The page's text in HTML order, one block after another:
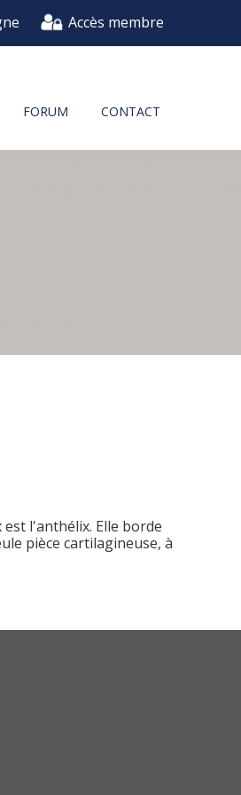
Accès membre
FORUM CONTACT
l'anthélix. Elle borde
pièce cartilagineuse, à